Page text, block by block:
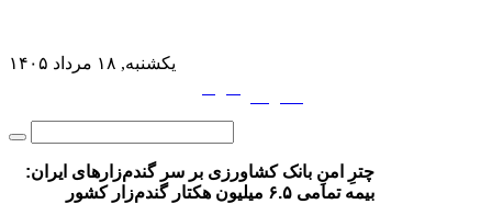
یکشنبه, ۱۸ مرداد ۱۴۰۵
چترِ امنِ بانک کشاورزی بر سر گندم‌زارهای ایران:
بیمه تمامی ۶.۵ میلیون هکتار گندم‌زار کشور